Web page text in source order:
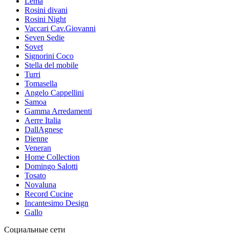
Rosini divani
Rosini Night
Vaccari Cav.Giovanni
Seven Sedie
Sovet
Signorini Coco
Stella del mobile
Turri
Tomasella
Angelo Cappellini
Samoa
Gamma Arredamenti
Aerre Italia
DallAgnese
Dienne
Veneran
Home Collection
Domingo Salotti
Tosato
Novaluna
Record Cucine
Incantesimo Design
Gallo
Социальные сети